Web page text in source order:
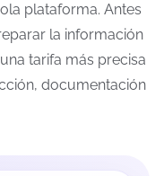
plataforma. Antes
la información
tarifa más precisa
documentación